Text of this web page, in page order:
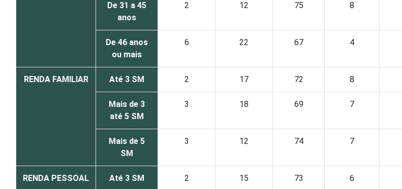
De 31 a 45
anos
2 12 75 8
De 46 anos
ou mais
6 22 67 4
RENDA FAMILIAR Até 3 SM 2 17 72 8
Mais de 3
até 5 SM
3 18 69 7
Mais de 5
SM
3 12 74 7
RENDA PESSOAL Até 3 SM 2 15 73 6